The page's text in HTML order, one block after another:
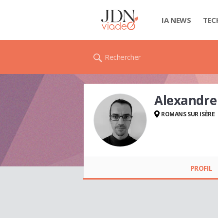
IA NEWS
Rechercher
Alexandre COEN
Alexandre
ROMANS SUR ISÈRE
PROFIL